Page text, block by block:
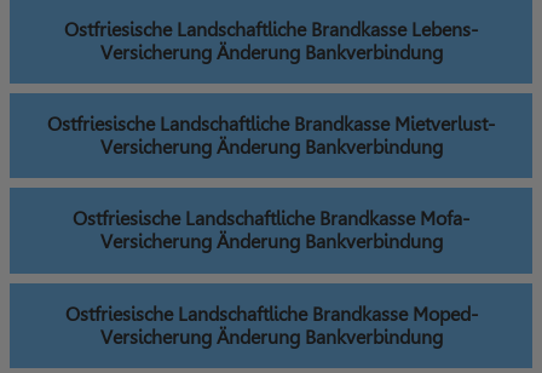
Ostfriesische Landschaftliche Brandkasse Lebens-
Versicherung Änderung Bankverbindung
Ostfriesische Landschaftliche Brandkasse Mietverlust-
Versicherung Änderung Bankverbindung
Ostfriesische Landschaftliche Brandkasse Mofa-
Versicherung Änderung Bankverbindung
Ostfriesische Landschaftliche Brandkasse Moped-
Versicherung Änderung Bankverbindung